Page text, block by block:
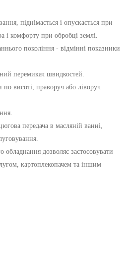
піднімається і опускається при
і комфорту при обробці землі.
покоління - відмінні показники
перемикач швидкостей.
висоті, праворуч або ліворуч
передача в масляній ванні,
обладнання дозволяє застосовувати
картоплекопачем та іншим